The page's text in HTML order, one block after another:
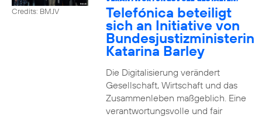
Credits: BMJV Telefónica beteiligt
sich an Initiative von
Bundesjustizministerin
Katarina Barley
Die Digitalisierung verändert
Gesellschaft, Wirtschaft und das
Zusammenleben maßgeblich. Eine
verantwortungsvolle und fair